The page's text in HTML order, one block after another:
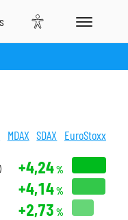
MDAX SDAX EuroStoxx
+4,24%
+4,14%
+2,73 %